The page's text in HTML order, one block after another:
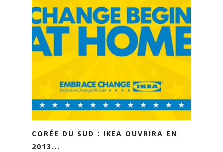
CORÉE DU SUD : IKEA OUVRIRA EN
2013...